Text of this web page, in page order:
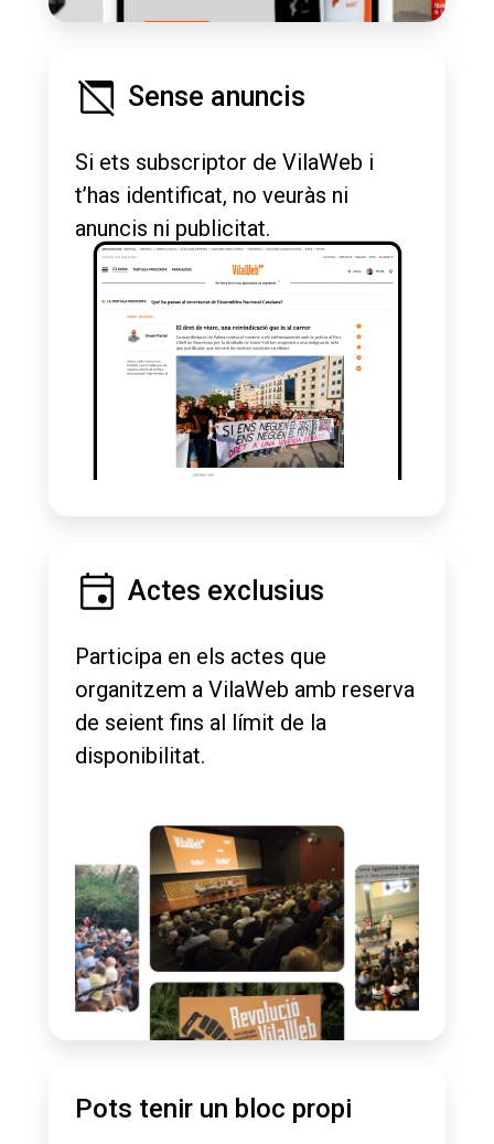
Sense anuncis
Si ets subscriptor de VilaWeb i
t’has identificat, no veuràs ni
anuncis ni publicitat.
Actes exclusius
Participa en els actes que
organitzem a VilaWeb amb reserva
de seient fins al límit de la
disponibilitat.
Pots tenir un bloc propi